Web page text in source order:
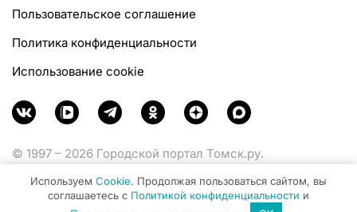
Пользовательское соглашение
Политика конфиденциальности
Использование cookie
© 1997 – 2026 Городской портал Томск.ру.
Министерства цифрового развития, связи и массовых
коммуникаций Российской Федерации.
Используем Cookie. Продолжая пользоваться сайтом, вы
соглашаетесь с Политикой конфиденциальности и